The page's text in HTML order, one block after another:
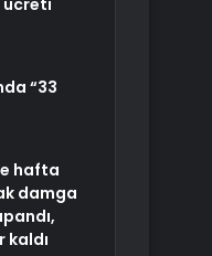
ücreti
“33
hafta
damga
kaldı